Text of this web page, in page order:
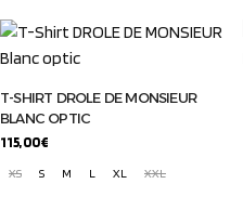
T-SHIRT DROLE DE MONSIEUR
BLANC OPTIC
115,00€
XS
S M L XL XXL